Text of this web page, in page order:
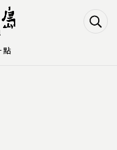
點